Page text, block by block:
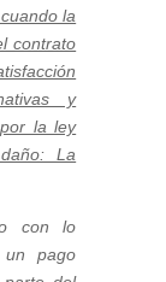
la
contrato
y
la ley
La
con lo
un pago